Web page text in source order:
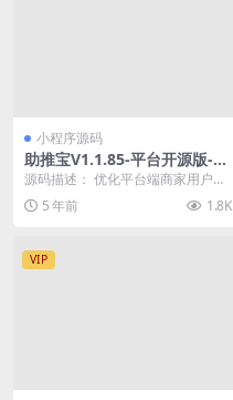
小程序源码
助推宝V1.1.85-平台开源版-商
家营销拓客-微信拓客 免授权
源码描述： 优化平台端商家用户提
现审核防止重复操作。 优化全民投
票用户报名在IO...
5 年前 1.8K
VIP